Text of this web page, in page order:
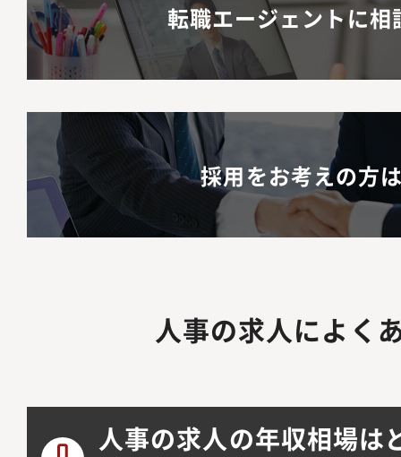
転職エージェントに相
採用をお考えの方
人事の求人によく
人事の求人の年収相場は